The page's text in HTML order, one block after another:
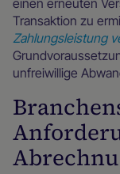
einen erneuten
Transaktion zu
Zahlungsleistung
unfreiwillige